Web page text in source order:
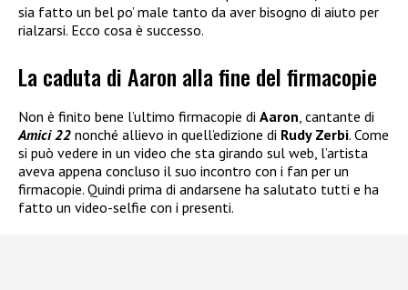
sia fatto un bel po’ male tanto da aver bisogno di aiuto per
rialzarsi. Ecco cosa è successo.
La caduta di Aaron alla fine del firmacopie
Non è finito bene l’ultimo firmacopie di Aaron , cantante di
Amici 22 nonché allievo in quell’edizione di Rudy Zerbi. Come
si può vedere in un video che sta girando sul web, l’artista
aveva appena concluso il suo incontro con i fan per un
firmacopie. Quindi prima di andarsene ha salutato tutti e ha
fatto un video-selfie con i presenti.